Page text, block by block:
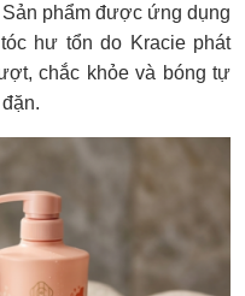
phẩm được ứng dụng
hư tổn do Kracie phát
chắc khỏe và bóng tự